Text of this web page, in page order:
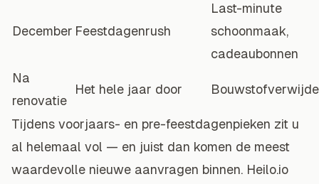
December Feestdagenrush
Last-minute
schoonmaak,
cadeaubonnen
Na
renovatie
Het hele jaar door
Tijdens voorjaars- en pre-feestdagenpieken zit u
al helemaal vol — en juist dan komen de meest
waardevolle nieuwe aanvragen binnen. Heilo.io